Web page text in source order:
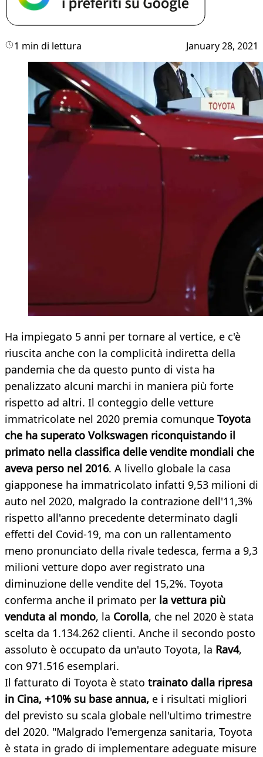
1 min di lettura January 28, 2021
Ha impiegato 5 anni per tornare al vertice, e c'è
riuscita anche con la complicità indiretta della
pandemia che da questo punto di vista ha
penalizzato alcuni marchi in maniera più forte
rispetto ad altri. Il conteggio delle vetture
immatricolate nel 2020 premia comunque Toyota
che ha superato Volkswagen riconquistando il
primato nella classifica delle vendite mondiali che
aveva perso nel 2016. A livello globale la casa
giapponese ha immatricolato infatti 9,53 milioni di
auto nel 2020, malgrado la contrazione dell'11,3%
rispetto all'anno precedente determinato dagli
effetti del Covid-19, ma con un rallentamento
meno pronunciato della rivale tedesca, ferma a 9,3
milioni vetture dopo aver registrato una
diminuzione delle vendite del 15,2%. Toyota
conferma anche il primato per la vettura più
venduta al mondo, la Corolla, che nel 2020 è stata
scelta da 1.134.262 clienti. Anche il secondo posto
assoluto è occupato da un'auto Toyota, la Rav4,
con 971.516 esemplari.
Il fatturato di Toyota è stato trainato dalla ripresa
in Cina, +10% su base annua, e i risultati migliori
del previsto su scala globale nell'ultimo trimestre
del 2020. "Malgrado l'emergenza sanitaria, Toyota
è stata in grado di implementare adeguate misure